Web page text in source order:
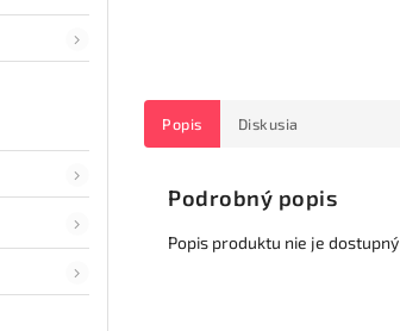
Popis Diskusia
Podrobný popis
Popis produktu nie je dostupný